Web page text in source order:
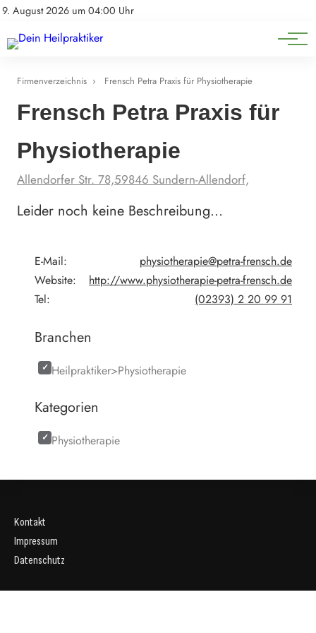
9. August 2026 um 04:00 Uhr
Impressum
Natürliche Medizin
Heilpflanzen & Kräuterkunde
Firmenverzeichnis › Frensch Petra Praxis für Physiotherapie
Frensch Petra Praxis für
Physiotherapie
Allendorfer Str. 78,59846 Sundern-Allendorf,
Leider noch keine Beschreibung…
E-Mail:
physiotherapie@petra-frensch.de
Website:
http://www.physiotherapie-petra-frensch.de
Tel:
(02393) 2 20 99 91
Branchen
Heilpraktiker>Physiotherapie
Kategorien
Physiotherapie
Kontakt
Impressum
Datenschutz